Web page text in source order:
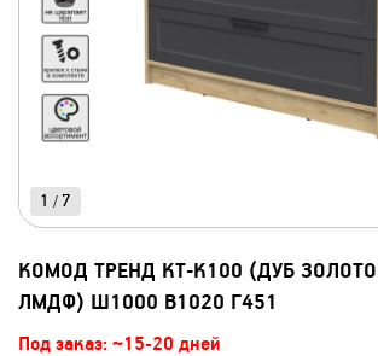
1 / 7
KОМОД ТРЕНД КТ-К100 (ДУБ
ЛМДФ) Ш1000 В1020 Г451
Под заказ: ~15-20 дней